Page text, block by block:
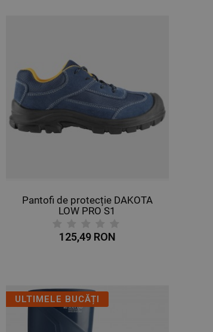
Pantofi de protecție DAKOTA
LOW PRO S1
125,49 RON
ULTIMELE BUCĂȚI